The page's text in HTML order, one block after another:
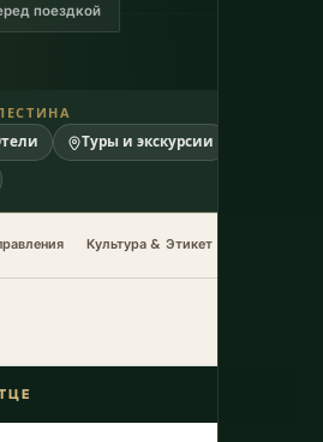
поездкой
Туры и экскурсии
Культура & Этикет